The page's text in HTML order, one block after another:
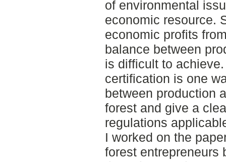
of environmental
economic resource.
economic profits
balance between
is difficult to
certification is one
between production
forest and give a
regulations
I worked on the
forest entrepreneurs